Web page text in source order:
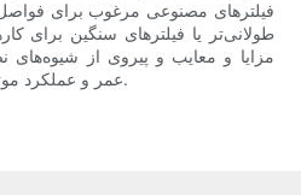
طولانی‌تر یا فیلترهای سنگین برای
مزایا و معایب و پیروی از
عمر و عملکرد موتور شما را به حداکثر می‌رساند.